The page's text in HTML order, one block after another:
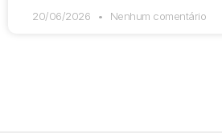
20/06/2026 Nenhum comentário